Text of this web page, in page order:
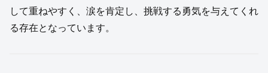
して重ねやすく、涙を肯定し、挑戦する勇気を与えてくれ
る存在となっています。